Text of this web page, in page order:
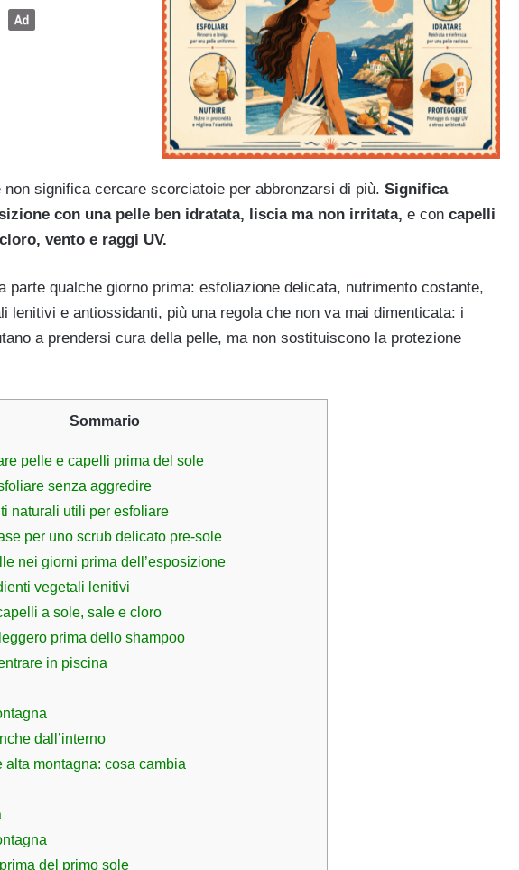
non significa cercare scorciatoie per abbronzarsi di più. Significa
con una pelle ben idratata, liscia ma non irritata, e con capelli
vento e raggi UV.
parte qualche giorno prima: esfoliazione delicata, nutrimento costante,
lenitivi e antiossidanti, più una regola che non va mai dimenticata: i
a prendersi cura della pelle, ma non sostituiscono la protezione
Sommario
pelle e capelli prima del sole
senza aggredire
naturali utili per esfoliare
per uno scrub delicato pre-sole
nei giorni prima dell’esposizione
vegetali lenitivi
a sole, sale e cloro
prima dello shampoo
in piscina
dall’interno
alta montagna: cosa cambia
del primo sole